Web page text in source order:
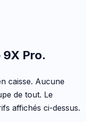
9X Pro.
caisse. Aucune
de tout. Le
affichés ci-dessus.